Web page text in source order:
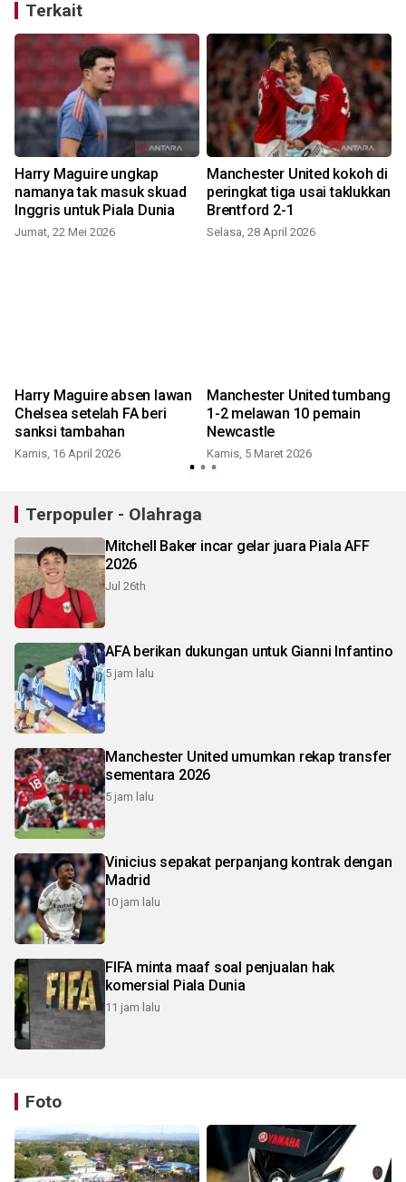
Terkait
Harry Maguire ungkap
namanya tak masuk skuad
Inggris untuk Piala Dunia
Jumat, 22 Mei 2026
Manchester United kokoh di
peringkat tiga usai taklukkan
Brentford 2-1
Selasa, 28 April 2026
Harry Maguire absen lawan
Chelsea setelah FA beri
sanksi tambahan
Kamis, 16 April 2026
Manchester United tumbang
1-2 melawan 10 pemain
Newcastle
Kamis, 5 Maret 2026
Terpopuler - Olahraga
Mitchell Baker incar gelar juara Piala AFF
2026
Jul 26th
AFA berikan dukungan untuk Gianni Infantino
5 jam lalu
Manchester United umumkan rekap transfer
sementara 2026
5 jam lalu
Vinicius sepakat perpanjang kontrak dengan
Madrid
10 jam lalu
FIFA minta maaf soal penjualan hak
komersial Piala Dunia
11 jam lalu
Foto